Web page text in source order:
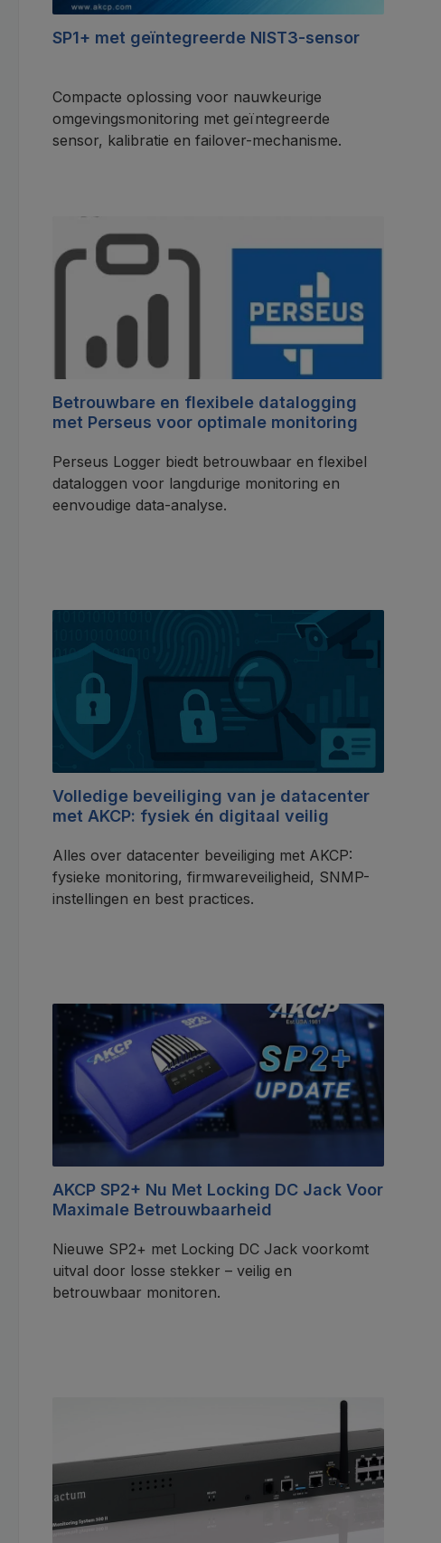
SP1+ met geïntegreerde NIST3-sensor
Compacte oplossing voor nauwkeurige
omgevingsmonitoring met geïntegreerde
sensor, kalibratie en failover-mechanisme.
Betrouwbare en flexibele datalogging
met Perseus voor optimale monitoring
Perseus Logger biedt betrouwbaar en flexibel
dataloggen voor langdurige monitoring en
eenvoudige data-analyse.
Volledige beveiliging van je datacenter
met AKCP: fysiek én digitaal veilig
Alles over datacenter beveiliging met AKCP:
fysieke monitoring, firmwareveiligheid, SNMP-
instellingen en best practices.
AKCP SP2+ Nu Met Locking DC Jack Voor
Maximale Betrouwbaarheid
Nieuwe SP2+ met Locking DC Jack voorkomt
uitval door losse stekker – veilig en
betrouwbaar monitoren.